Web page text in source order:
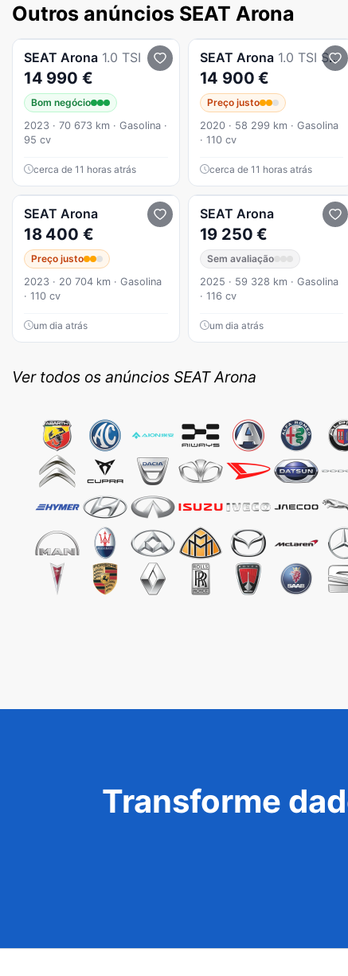
Outros anúncios SEAT Arona
SEAT Arona 1.0 TSI
14 990 €
Bom negócio
2023 · 70 673 km · Gasolina ·
95 cv
cerca de 11 horas atrás
SEAT Arona 1.0 TSI Style
14 900 €
Preço justo
2020 · 58 299 km · Gasolina
· 110 cv
cerca de 11 horas atrás
SEAT Arona
18 400 €
Preço justo
2023 · 20 704 km · Gasolina
· 110 cv
um dia atrás
SEAT Arona
19 250 €
Sem avaliação
2025 · 59 328 km · Gasolina
· 116 cv
um dia atrás
Ver todos os anúncios SEAT Arona
Transforme